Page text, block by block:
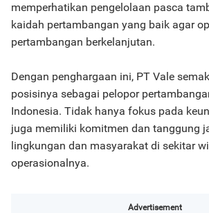
memperhatikan pengelolaan pasca
kaidah pertambangan yang baik agar
pertambangan berkelanjutan.
Dengan penghargaan ini, PT Vale
posisinya sebagai pelopor
Indonesia. Tidak hanya fokus pada
juga memiliki komitmen dan tanggung
lingkungan dan masyarakat di sekitar
operasionalnya.
Advertisement